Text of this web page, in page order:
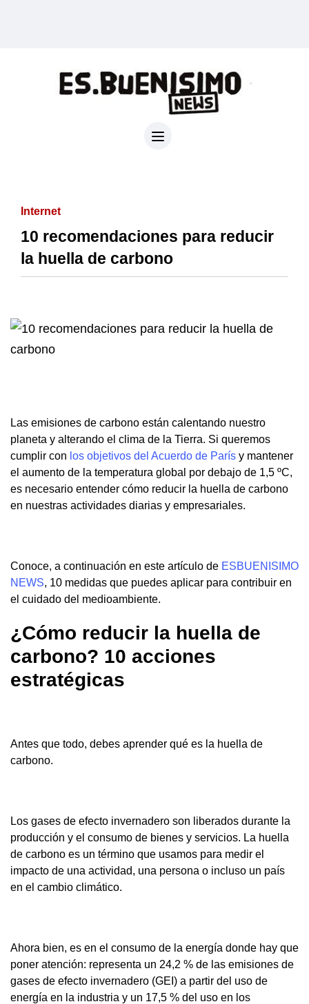
Internet
10 recomendaciones para reducir
la huella de carbono
Las emisiones de carbono están calentando nuestro
planeta y alterando el clima de la Tierra. Si queremos
cumplir con los objetivos del Acuerdo de París y mantener
el aumento de la temperatura global por debajo de 1,5 ºC,
es necesario entender cómo reducir la huella de carbono
en nuestras actividades diarias y empresariales.
Conoce, a continuación en este artículo de ESBUENISIMO
NEWS, 10 medidas que puedes aplicar para contribuir en
el cuidado del medioambiente.
¿Cómo reducir la huella de
carbono? 10 acciones
estratégicas
Antes que todo, debes aprender qué es la huella de
carbono.
Los gases de efecto invernadero son liberados durante la
producción y el consumo de bienes y servicios. La huella
de carbono es un término que usamos para medir el
impacto de una actividad, una persona o incluso un país
en el cambio climático.
Ahora bien, es en el consumo de la energía donde hay que
poner atención: representa un 24,2 % de las emisiones de
gases de efecto invernadero (GEI) a partir del uso de
energía en la industria y un 17,5 % del uso en los